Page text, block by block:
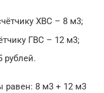
ХВС – 8 м3;
ГВС – 12 м3;
рублей.
равен: 8 м3 + 12 м3